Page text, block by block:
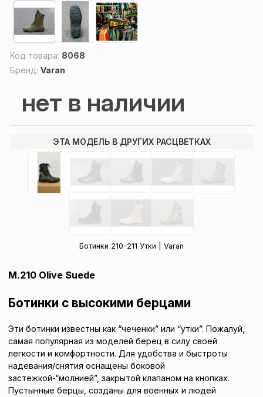
Код товара: 8068
Бренд: Varan
нет в наличии
ЭТА МОДЕЛЬ В ДРУГИХ РАСЦВЕТКАХ
Ботинки 210-211 Утки | Varan
M.210 Olive Suede
Ботинки с высокими берцами
Эти ботинки известны как “чеченки” или “утки”. Пожалуй,
самая популярная из моделей берец в силу своей
легкости и комфортности. Для удобства и быстроты
надевания/снятия оснащены боковой
застежкой-“молнией”, закрытой клапаном на кнопках.
Пустынные берцы, созданы для военных и людей